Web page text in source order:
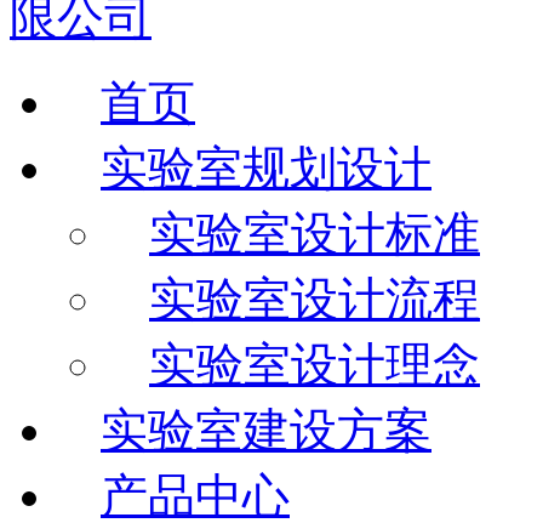
首页
实验室规划设计
实验室设计标准
实验室设计流程
实验室设计理念
实验室建设方案
产品中心